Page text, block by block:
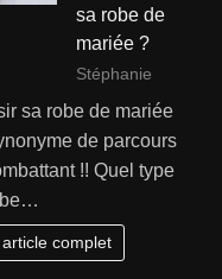
sa robe de
mariée ?
Stéphanie
sa robe de mariée
de parcours
!! Quel type
article complet